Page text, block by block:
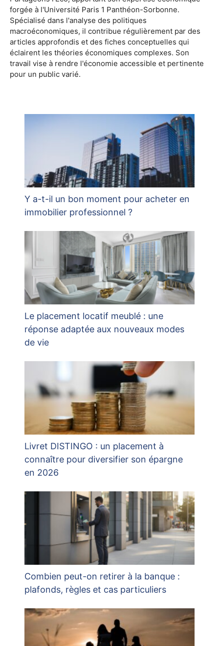
forgée à l'Université Paris 1 Panthéon-Sorbonne.
Spécialisé dans l'analyse des politiques
macroéconomiques, il contribue régulièrement par des
articles approfondis et des fiches conceptuelles qui
éclairent les théories économiques complexes. Son
travail vise à rendre l'économie accessible et pertinente
pour un public varié.
Y a-t-il un bon moment pour acheter en
immobilier professionnel ?
Le placement locatif meublé : une
réponse adaptée aux nouveaux modes
de vie
Livret DISTINGO : un placement à
connaître pour diversifier son épargne
en 2026
Combien peut-on retirer à la banque :
plafonds, règles et cas particuliers